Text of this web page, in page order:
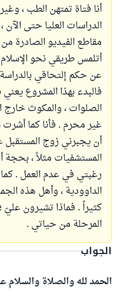
أنا فتاة تمتهن الطب ،
الدراسات العليا حتى
مقاطع الفيديو الصادرة
أتلمس طريقي نحو
عن حكم إلتحاقي بالدراسة
فالبدء بهذا المشروع
الصلوات ، والمكوث
غير محرم . فأنا كما
أن يجبرني زوج
المستشفيات مثلاً ، بحجة
رغبتي في عدم العمل . كما
الداوودية ، وأهل هذه
كثيراً . فماذا تشيرون
المرحلة من حياتي .
الجواب
الحمد لله والصلاة والسلام